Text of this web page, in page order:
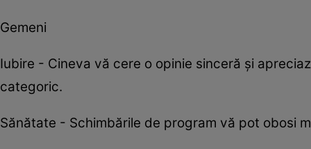
Gemeni
Iubire - Cineva vă cere o opinie sinceră și
categoric.
Sănătate - Schimbările de program vă pot obosi